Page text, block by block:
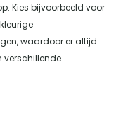
Kies bijvoorbeeld voor
waardoor er altijd
verschillende